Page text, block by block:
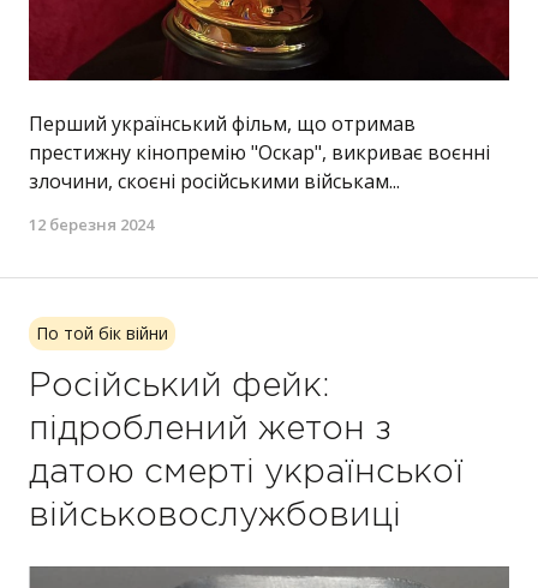
Перший український фільм, що отримав
престижну кінопремію "Оскар", викриває воєнні
злочини, скоєні російськими військам...
12 березня 2024
По той бік війни
Російський фейк:
підроблений жетон з
датою смерті української
військовослужбовиці